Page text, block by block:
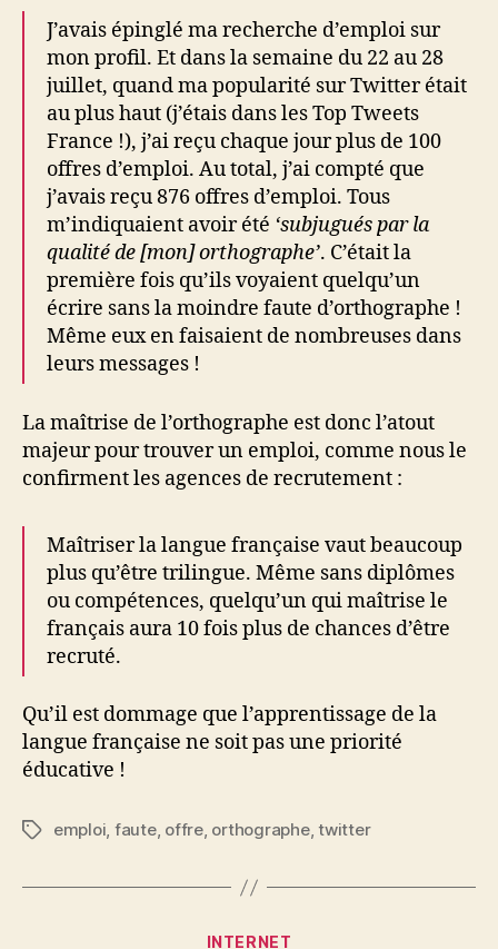
J’avais épinglé ma recherche d’emploi sur
mon profil. Et dans la semaine du 22 au 28
juillet, quand ma popularité sur Twitter était
au plus haut (j’étais dans les Top Tweets
France !), j’ai reçu chaque jour plus de 100
offres d’emploi. Au total, j’ai compté que
j’avais reçu 876 offres d’emploi. Tous
m’indiquaient avoir été ‘subjugués par la
qualité de [mon] orthographe’. C’était la
première fois qu’ils voyaient quelqu’un
écrire sans la moindre faute d’orthographe !
Même eux en faisaient de nombreuses dans
leurs messages !
La maîtrise de l’orthographe est donc l’atout
majeur pour trouver un emploi, comme nous le
confirment les agences de recrutement :
Maîtriser la langue française vaut beaucoup
plus qu’être trilingue. Même sans diplômes
ou compétences, quelqu’un qui maîtrise le
français aura 10 fois plus de chances d’être
recruté.
Qu’il est dommage que l’apprentissage de la
langue française ne soit pas une priorité
éducative !
Étiquettes
emploi, faute, offre, orthographe,twitter
Catégories
INTERNET